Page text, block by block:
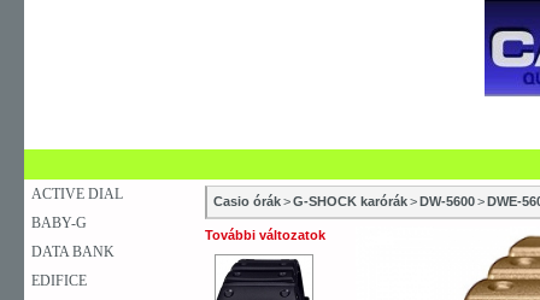
ACTIVE DIAL
BABY-G
DATA BANK
EDIFICE
Casio órák>G-SHOCK karórák>DW-5600>DWE-
További változatok